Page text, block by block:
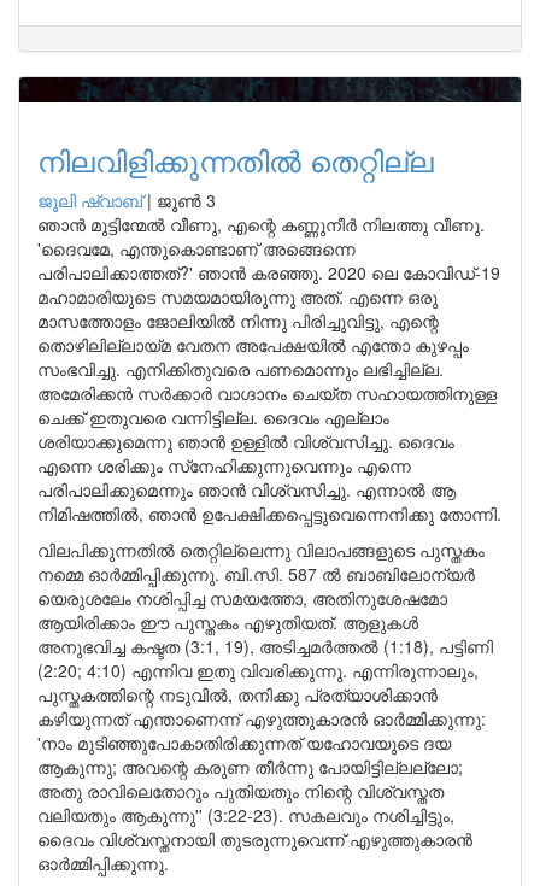
നിലവിളിക്കുന്നതില്‍ തെറ്റില്ല
ജൂലി ഷ്വാബ്| ജൂൺ 3
ഞാന്‍ മുട്ടിന്മേല്‍ വീണു, എന്റെ കണ്ണുനീര്‍ നിലത്തു വീണു.
'ദൈവമേ, എന്തുകൊണ്ടാണ് അങ്ങെന്നെ
പരിപാലിക്കാത്തത്?' ഞാന്‍ കരഞ്ഞു. 2020 ലെ കോവിഡ്-19
മഹാമാരിയുടെ സമയമായിരുന്നു അത്. എന്നെ ഒരു
മാസത്തോളം ജോലിയില്‍ നിന്നു പിരിച്ചുവിട്ടു, എന്റെ
തൊഴിലില്ലായ്മ വേതന അപേക്ഷയില്‍ എന്തോ കുഴപ്പം
സംഭവിച്ചു. എനിക്കിതുവരെ പണമൊന്നും ലഭിച്ചില്ല.
അമേരിക്കന്‍ സര്‍ക്കാര്‍ വാഗ്ദാനം ചെയ്ത സഹായത്തിനുള്ള
ചെക്ക് ഇതുവരെ വന്നിട്ടില്ല. ദൈവം എല്ലാം
ശരിയാക്കുമെന്നു ഞാന്‍ ഉള്ളില്‍ വിശ്വസിച്ചു. ദൈവം
എന്നെ ശരിക്കും സ്‌നേഹിക്കുന്നുവെന്നും എന്നെ
പരിപാലിക്കുമെന്നും ഞാന്‍ വിശ്വസിച്ചു. എന്നാല്‍ ആ
നിമിഷത്തില്‍, ഞാന്‍ ഉപേക്ഷിക്കപ്പെട്ടുവെന്നെനിക്കു തോന്നി.
വിലപിക്കുന്നതില്‍ തെറ്റില്ലെന്നു വിലാപങ്ങളുടെ പുസ്തകം
നമ്മെ ഓര്‍മ്മിപ്പിക്കുന്നു. ബി.സി. 587 ല്‍ ബാബിലോന്യര്‍
യെരുശലേം നശിപ്പിച്ച സമയത്തോ, അതിനുശേഷമോ
ആയിരിക്കാം ഈ പുസ്തകം എഴുതിയത്. ആളുകള്‍
അനുഭവിച്ച കഷ്ടത (3:1, 19), അടിച്ചമര്‍ത്തല്‍ (1:18), പട്ടിണി
(2:20; 4:10) എന്നിവ ഇതു വിവരിക്കുന്നു. എന്നിരുന്നാലും,
പുസ്തകത്തിന്റെ നടുവില്‍, തനിക്കു പ്രത്യാശിക്കാന്‍
കഴിയുന്നത് എന്താണെന്ന് എഴുത്തുകാരന്‍ ഓര്‍മ്മിക്കുന്നു:
'നാം മുടിഞ്ഞുപോകാതിരിക്കുന്നത് യഹോവയുടെ ദയ
ആകുന്നു; അവന്റെ കരുണ തീര്‍ന്നു പോയിട്ടില്ലല്ലോ;
അതു രാവിലെതോറും പുതിയതും നിന്റെ വിശ്വസ്തത
വലിയതും ആകുന്നു'' (3:22-23). സകലവും നശിച്ചിട്ടും,
ദൈവം വിശ്വസ്തനായി തുടരുന്നുവെന്ന് എഴുത്തുകാരന്‍
ഓര്‍മ്മിപ്പിക്കുന്നു.